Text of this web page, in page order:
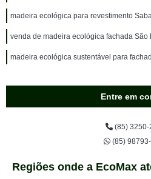
madeira ecológica para revestimento
venda de madeira ecológica fachada São
madeira ecológica sustentável para
Entre em
(85) 3250-
(85)
Regiões onde a EcoMax